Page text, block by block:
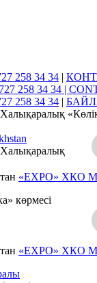
258 34 34 |
258 34 34 |
258 34 34 |
«EXPO» ХКО
көрмесі
«EXPO» ХКО